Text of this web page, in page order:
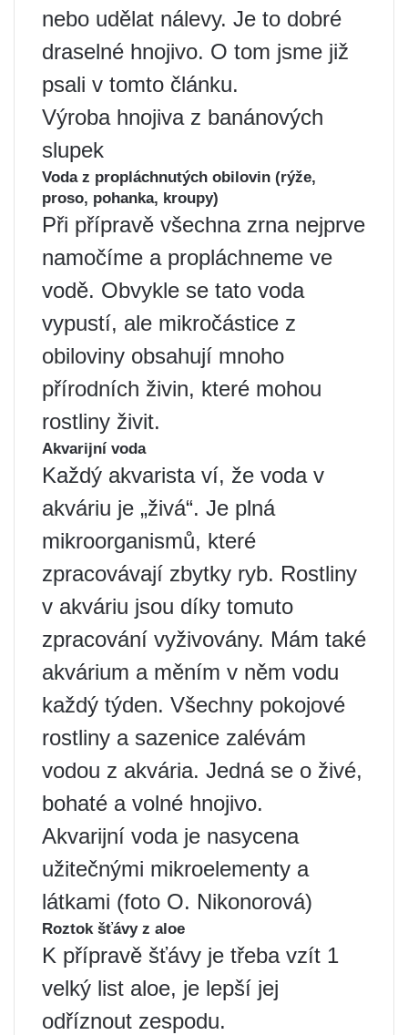
nebo udělat nálevy. Je to dobré
draselné hnojivo. O tom jsme již
psali v tomto článku.
Výroba hnojiva z banánových
slupek
Voda z propláchnutých obilovin (rýže,
proso, pohanka, kroupy)
Při přípravě všechna zrna nejprve
namočíme a propláchneme ve
vodě. Obvykle se tato voda
vypustí, ale mikročástice z
obiloviny obsahují mnoho
přírodních živin, které mohou
rostliny živit.
Akvarijní voda
Každý akvarista ví, že voda v
akváriu je „živá“. Je plná
mikroorganismů, které
zpracovávají zbytky ryb. Rostliny
v akváriu jsou díky tomuto
zpracování vyživovány. Mám také
akvárium a měním v něm vodu
každý týden. Všechny pokojové
rostliny a sazenice zalévám
vodou z akvária. Jedná se o živé,
bohaté a volné hnojivo.
Akvarijní voda je nasycena
užitečnými mikroelementy a
látkami (foto O. Nikonorová)
Roztok šťávy z aloe
K přípravě šťávy je třeba vzít 1
velký list aloe, je lepší jej
odříznout zespodu.